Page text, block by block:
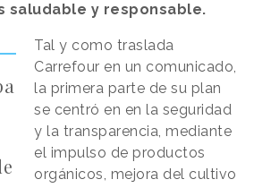
saludable y responsable.
Tal y como traslada
Carrefour en un comunicado,
la primera parte de su plan
se centró en en la seguridad
y la transparencia, mediante
el impulso de productos
orgánicos, mejora del cultivo